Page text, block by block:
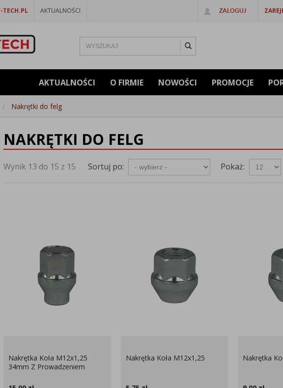
TECH.PL AKTUALNOŚCI ZALOGUJ
AKTUALNOŚCI O FIRMIE NOWOŚCI PROMOCJE
Nakrętki do felg
NAKRĘTKI DO FELG
Wynik 13 do 15 z 15 Sortuj po: Pokaż:
Nakrętka Koła M12x1,25
34mm Z Prowadzeniem
Nakrętka Koła M12x1,25 Nakrętka